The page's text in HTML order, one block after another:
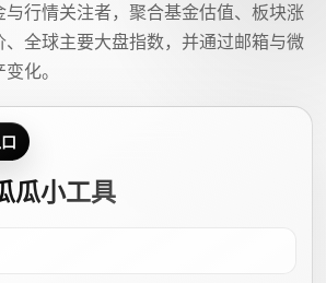
与行情关注者，聚合基金估值、板块涨
、全球主要大盘指数，并通过邮箱与微
化。
瓜小工具